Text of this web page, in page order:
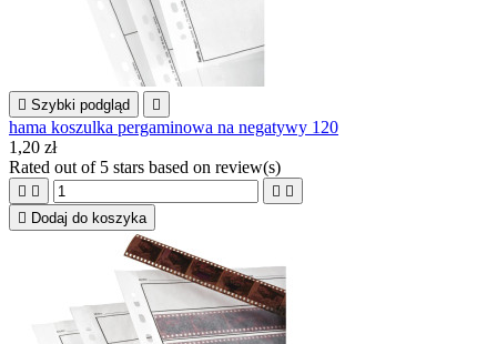
 Szybki podgląd 
hama koszulka pergaminowa na negatywy 120
1,20 zł
Rated out of 5 stars based on review(s)
   
 Dodaj do koszyka